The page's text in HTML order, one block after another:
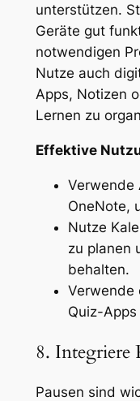
unterstützen.
Geräte gut
notwendigen
Nutze auch
Apps, Notizen
Lernen zu
Effektive
Verwende
OneNote,
Nutze
zu planen
behalten.
Verwende
Quiz-
8. Integriere
Pausen sind